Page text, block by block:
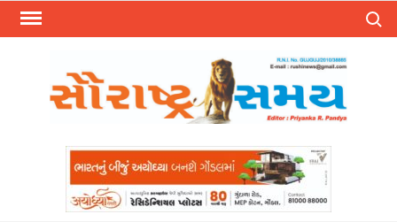
Skip